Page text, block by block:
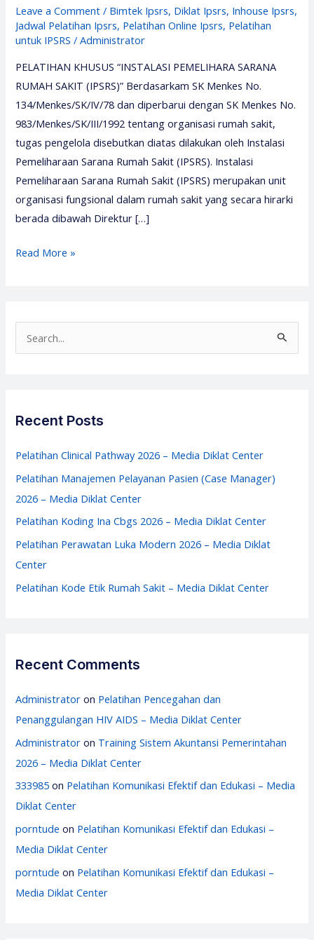
Leave a Comment / Bimtek Ipsrs, Diklat Ipsrs, Inhouse Ipsrs,
Jadwal Pelatihan Ipsrs, Pelatihan Online Ipsrs, Pelatihan
untuk IPSRS /Administrator
PELATIHAN KHUSUS “INSTALASI PEMELIHARA SARANA
RUMAH SAKIT (IPSRS)” Berdasarkam SK Menkes No.
134/Menkes/SK/IV/78 dan diperbarui dengan SK Menkes No.
983/Menkes/SK/III/1992 tentang organisasi rumah sakit,
tugas pengelola disebutkan diatas dilakukan oleh Instalasi
Pemeliharaan Sarana Rumah Sakit (IPSRS). Instalasi
Pemeliharaan Sarana Rumah Sakit (IPSRS) merupakan unit
organisasi fungsional dalam rumah sakit yang secara hirarki
berada dibawah Direktur […]
Pelatihan
Sakit
Center
Read More »
e
f
o
r
Recent Posts
Pelatihan Clinical Pathway 2026 – Media Diklat Center
Pelatihan Manajemen Pelayanan Pasien (Case Manager)
2026 – Media Diklat Center
Pelatihan Koding Ina Cbgs 2026 – Media Diklat Center
Pelatihan Perawatan Luka Modern 2026 – Media Diklat
Center
Pelatihan Kode Etik Rumah Sakit – Media Diklat Center
Recent Comments
Administrator on Pelatihan Pencegahan dan
Penanggulangan HIV AIDS – Media Diklat Center
Administrator on Training Sistem Akuntansi Pemerintahan
2026 – Media Diklat Center
333985 on Pelatihan Komunikasi Efektif dan Edukasi – Media
Diklat Center
porntude on Pelatihan Komunikasi Efektif dan Edukasi –
Media Diklat Center
porntude on Pelatihan Komunikasi Efektif dan Edukasi –
Media Diklat Center